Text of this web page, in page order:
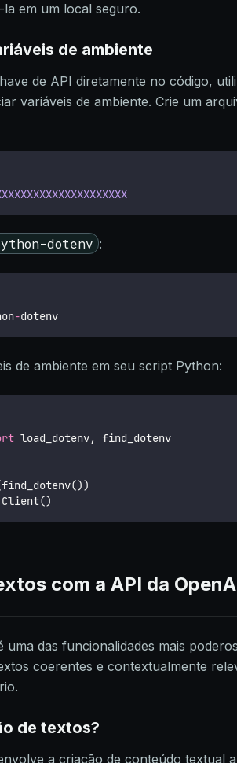
em um local seguro.
de ambiente
de API diretamente no código,
variáveis de ambiente. Crie um
dotenv :
-dotenv
de ambiente em seu script Python:
load_dotenv, find_dotenv
com a API da
uma das funcionalidades mais
coerentes e contextualmente
de textos?
a criação de conteúdo textual